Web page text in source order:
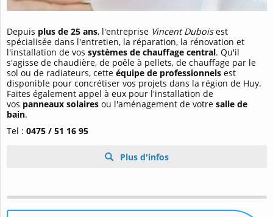
Depuis plus de 25 ans, l'entreprise Vincent Duboisest
spécialisée dans l'entretien, la réparation, la rénovation et
l'installation de vos systèmes de chauffage central. Qu'il
s'agisse de chaudière, de poêle à pellets, de chauffage par le
sol ou de radiateurs, cette équipe de professionnels est
disponible pour concrétiser vos projets dans la région de Huy.
Faites également appel à eux pour l'installation de
vos panneaux solaires ou l'aménagement de votre salle de
bain.
Tel : 0475 / 51 16 95
Plus d'infos